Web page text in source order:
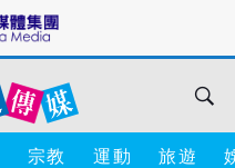
宗教 運動 旅遊